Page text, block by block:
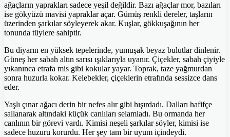
ağaçların yaprakları sadece yeşil değildir. Bazı ağaçlar mor, bazıları
ise gökyüzü mavisi yapraklar açar. Gümüş renkli dereler, taşların
üzerinden şarkılar söyleyerek akar. Kuşlar, gökkuşağının her
tonunda tüylere sahiptir.
Bu diyarın en yüksek tepelerinde, yumuşak beyaz bulutlar dinlenir.
Güneş her sabah altın sarısı ışıklarıyla uyanır. Çiçekler, sabah çiyiyle
yıkanınca etrafa mis gibi kokular yayar. Toprak, taze yağmurdan
sonra huzurla kokar. Kelebekler, çiçeklerin etrafında sessizce dans
eder.
Yaşlı çınar ağacı derin bir nefes alır gibi hışırdadı. Dalları hafifçe
sallanarak altındaki küçük canlıları selamladı. Bu ormanda her
canlının bir görevi vardı. Kimisi neşeli şarkılar söyler, kimisi ise
sadece huzuru korurdu. Her şey tam bir uyum içindeydi.